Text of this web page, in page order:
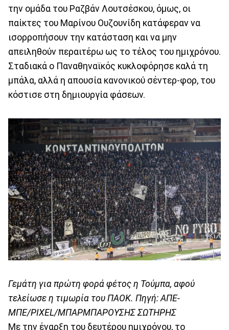
την ομάδα του Ραζβάν Λουτσέσκου, όμως, οι
παίκτες του Μαρίνου Ουζουνίδη κατάφεραν να
ισορροπήσουν την κατάσταση και να μην
απειληθούν περαιτέρω ως το τέλος του ημιχρόνου.
Σταδιακά ο Παναθηναϊκός κυκλοφόρησε καλά τη
μπάλα, αλλά η απουσία κανονικού σέντερ-φορ, του
κόστισε στη δημιουργία φάσεων.
Γεμάτη για πρώτη φορά φέτος η Τούμπα, αφού
τελείωσε η τιμωρία του ΠΑΟΚ. Πηγή: ΑΠΕ-
ΜΠΕ/PIXEL/ΜΠΑΡΜΠΑΡΟΥΣΗΣ ΣΩΤΗΡΗΣ
Με την έναρξη του δευτέρου ημιχρόνου, το